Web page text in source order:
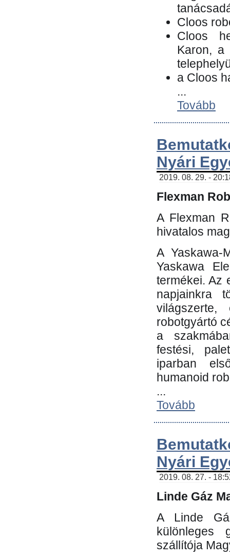
Cloos
Cloos
Karon, a
a Cloos
...
Tovább
Nyári
2019. 08. 29. -
Flexman
A Flexman
hivatalos
A Yaskawa-
Yaskawa
termékei. Az
napjainkra
robotgyártó
a
festési,
iparban
humanoid
...
Tovább
Nyári
2019. 08. 27. -
Linde Gáz
A Linde
különleges
szállítója